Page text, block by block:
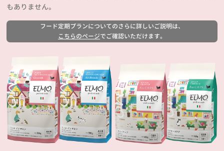
もありません。
フード定期プランについてのさらに詳しいご説明は、
こちらのページでご確認いただけます。